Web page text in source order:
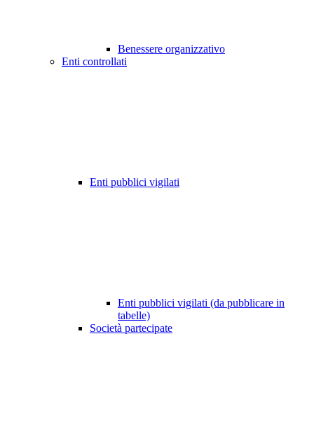
Benessere organizzativo
Enti controllati
Enti pubblici vigilati
Enti pubblici vigilati (da pubblicare in
tabelle)
Società partecipate